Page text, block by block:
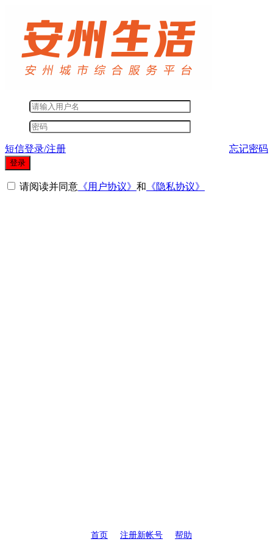
短信登录/注册 忘记密码
登录
请阅读并同意 《用户协议》 和 《隐私协议》
首页 注册新帐号 帮助